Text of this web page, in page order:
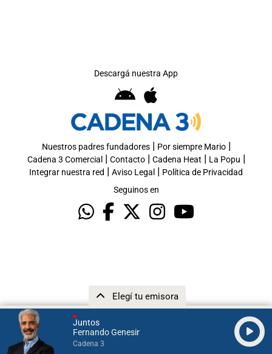
Juntos
Fernando Genesir
Cadena 3
Elegí tu emisora
Descargá nuestra App
Nuestros padres fundadores| Por siempre Mario|
Cadena 3 Comercial | Contacto| Cadena Heat | La Popu |
Integrar nuestra red | Aviso Legal | Política de Privacidad
Seguinos en